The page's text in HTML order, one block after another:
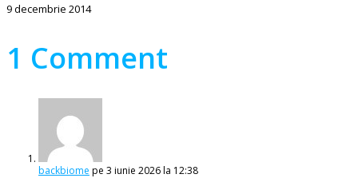
9 decembrie 2014
1 Comment
backbiome pe 3 iunie 2026 la 12:38